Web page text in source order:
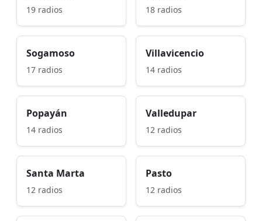
19 radios 18 radios
Sogamoso
17 radios
Villavicencio
14 radios
Popayán
14 radios
Valledupar
12 radios
Santa Marta
12 radios
Pasto
12 radios